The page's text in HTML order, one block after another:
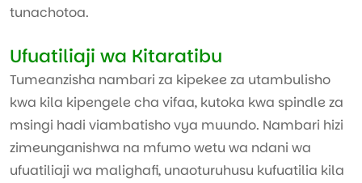
tunachotoa.
Ufuatiliaji wa Kitaratibu
Tumeanzisha nambari za kipekee za utambulisho
kwa kila kipengele cha vifaa, kutoka kwa spindle za
msingi hadi viambatisho vya muundo. Nambari hizi
zimeunganishwa na mfumo wetu wa ndani wa
ufuatiliaji wa malighafi, unaoturuhusu kufuatilia kila